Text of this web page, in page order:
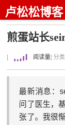
卢松松博客
煎蛋站长
阅读量 | 分
最新消息：
问了医生，
张了。我很